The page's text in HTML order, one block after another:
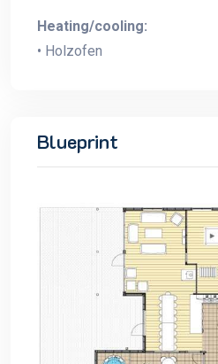
Heating/cooling:
• Holzofen
Blueprint